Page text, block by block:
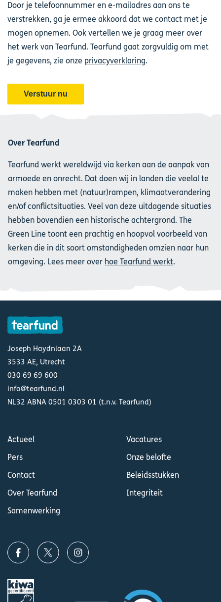
Door je telefoonnummer en e-mailadres aan ons te
verstrekken, ga je ermee akkoord dat we contact met je
mogen opnemen. Ook vertellen we je graag meer over
het werk van Tearfund. Tearfund gaat zorgvuldig om met
je gegevens, zie onze privacyverklaring.
Over Tearfund
Tearfund werkt wereldwijd via kerken aan de aanpak van
armoede en onrecht. Dat doen wij in landen die veelal te
maken hebben met (natuur)rampen, klimaatverandering
en/of conflictsituaties. Veel van deze uitdagende situaties
hebben bovendien een historische achtergrond. The
Green Line toont een prachtig en hoopvol voorbeeld van
kerken die in dit soort omstandigheden omzien naar hun
omgeving. Lees meer over hoe Tearfund werkt.
Joseph Haydnlaan 2A
3533 AE, Utrecht
030 69 69 600
info@tearfund.nl
NL32 ABNA 0501 0303 01 (t.n.v. Tearfund)
Actueel
Pers
Contact
Over Tearfund
Samenwerking
Vacatures
Onze belofte
Beleidsstukken
Integriteit